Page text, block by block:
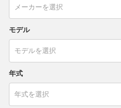
モデル
年式